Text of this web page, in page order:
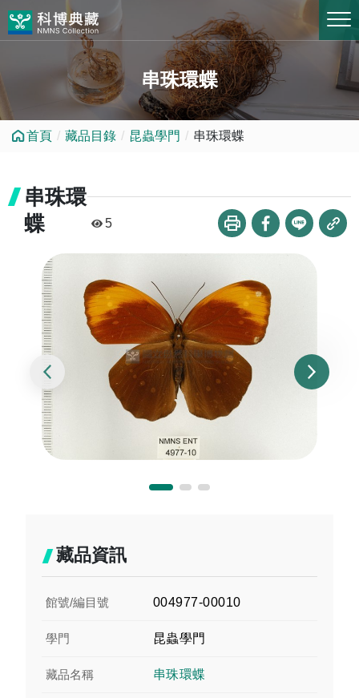
串珠環蝶
首頁 藏品目錄 昆蟲學門 串珠環蝶
串珠環
蝶
5
藏品資訊
館號/編目號 004977-00010
學門 昆蟲學門
藏品名稱 串珠環蝶